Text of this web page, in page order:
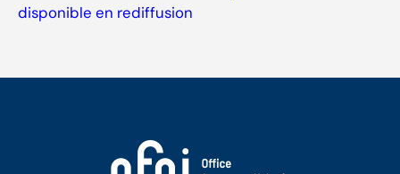
disponible en rediffusion